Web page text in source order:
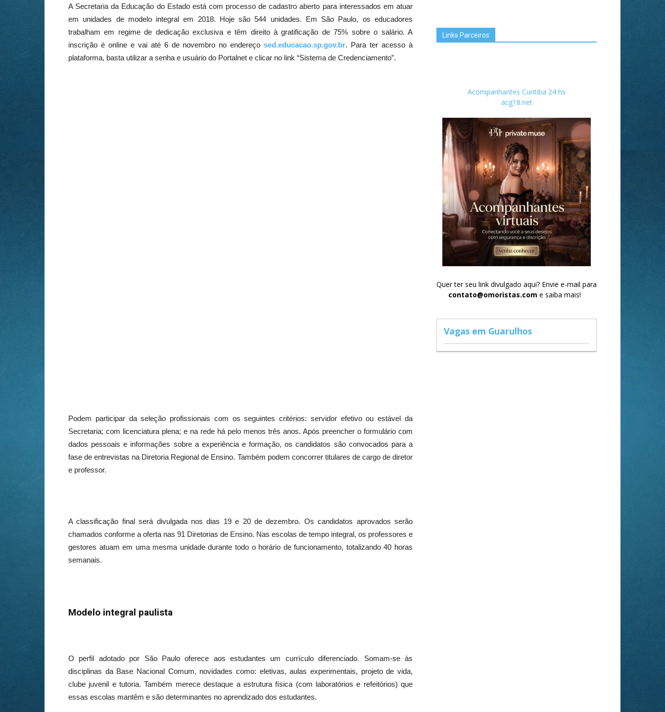
A Secretaria da Educação do Estado está com processo de cadastro aberto para interessados em atuar
em unidades de modelo integral em 2018. Hoje são 544 unidades. Em São Paulo, os educadores
trabalham em regime de dedicação exclusiva e têm direito à gratificação de 75% sobre o salário. A
inscrição é online e vai até 6 de novembro no endereçosed.educacao.sp.gov.br. Para ter acesso à
plataforma, basta utilizar a senha e usuário do Portalnet e clicar no link “Sistema de Credenciamento”.
Podem participar da seleção profissionais com os seguintes critérios: servidor efetivo ou estável da
Secretaria; com licenciatura plena; e na rede há pelo menos três anos. Após preencher o formulário com
dados pessoais e informações sobre a experiência e formação, os candidatos são convocados para a
fase de entrevistas na Diretoria Regional de Ensino. Também podem concorrer titulares de cargo de diretor
e professor.
A classificação final será divulgada nos dias 19 e 20 de dezembro. Os candidatos aprovados serão
chamados conforme a oferta nas 91 Diretorias de Ensino. Nas escolas de tempo integral, os professores e
gestores atuam em uma mesma unidade durante todo o horário de funcionamento, totalizando 40 horas
semanais.
Modelo integral paulista
O perfil adotado por São Paulo oferece aos estudantes um currículo diferenciado. Somam-se às
disciplinas da Base Nacional Comum, novidades como: eletivas, aulas experimentais, projeto de vida,
clube juvenil e tutoria. Também merece destaque a estrutura física (com laboratórios e refeitórios) que
essas escolas mantêm e são determinantes no aprendizado dos estudantes.
Links Parceiros
Acompanhantes Curitiba 24 hs
acg18.net
Quer ter seu link divulgado aqui? Envie e-mail para
contato@omoristas.com e saiba mais!
Vagas em Guarulhos